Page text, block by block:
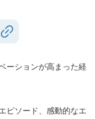
ーションが高まった経
ピソード、感動的なエ